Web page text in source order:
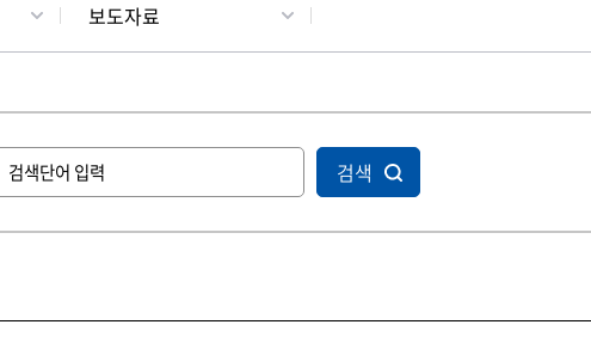
보도자료
검색